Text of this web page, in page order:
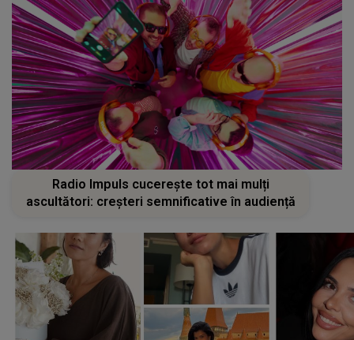
Radio Impuls cucerește tot mai mulți
ascultători: creșteri semnificative în audiență